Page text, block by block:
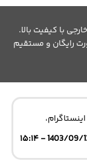
با کیفیت بالا.
رایگان و مستقیم
،
09/13 - ۱۵:۱۴